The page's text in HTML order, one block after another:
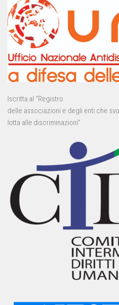
Iscritta al “Registro
delle associazioni e degli enti che
lotta alle discriminazioni”